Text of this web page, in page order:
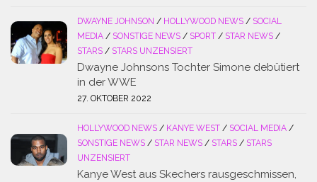
DWAYNE JOHNSON / HOLLYWOOD NEWS / SOCIAL
MEDIA / SONSTIGE NEWS / SPORT / STAR NEWS /
STARS / STARS UNZENSIERT
Dwayne Johnsons Tochter Simone debütiert
in der WWE
27. OKTOBER 2022
HOLLYWOOD NEWS / KANYE WEST / SOCIAL MEDIA /
SONSTIGE NEWS / STAR NEWS / STARS / STARS
UNZENSIERT
Kanye West aus Skechers rausgeschmissen,